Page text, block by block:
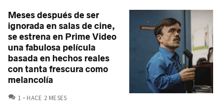
Meses después de ser
ignorada en salas de cine,
se estrena en Prime Video
una fabulosa película
basada en hechos reales
con tanta frescura como
melancolía
1 COMENTARIOS
HACE 2 MESES